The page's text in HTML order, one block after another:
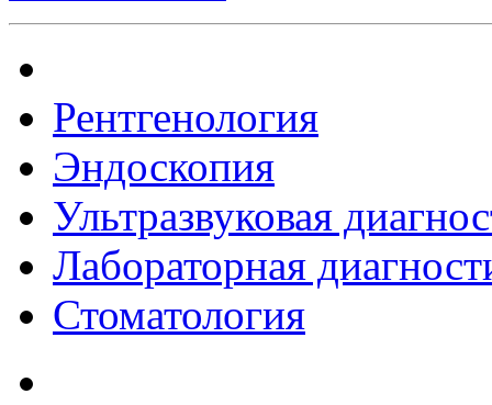
Рентгенология
Эндоскопия
Ультразвуковая
Лабораторная
Стоматология